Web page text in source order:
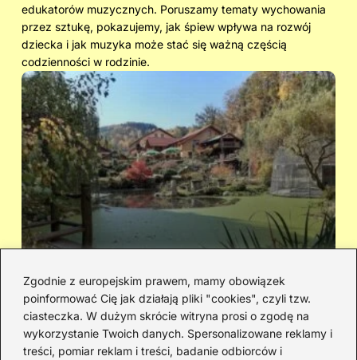
Zgodnie z europejskim prawem, mamy obowiązek
poinformować Cię jak działają pliki "cookies", czyli tzw.
ciasteczka. W dużym skrócie witryna prosi o zgodę na
wykorzystanie Twoich danych. Spersonalizowane reklamy i
treści, pomiar reklam i treści, badanie odbiorców i
edukatorów muzycznych. Poruszamy tematy wychowania
przez sztukę, pokazujemy, jak śpiew wpływa na rozwój
dziecka i jak muzyka może stać się ważną częścią
codzienności w rodzinie.
Cicha woda — kto śpiewał i jaka jest
historia piosenki